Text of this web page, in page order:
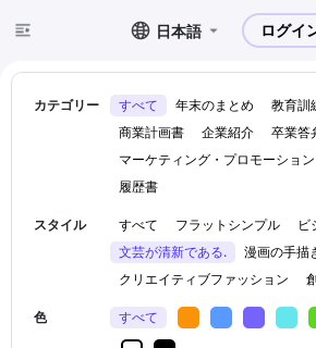
日本語 ログイ
カテゴリー すべて 年末のまとめ 教育訓
商業計画書
企業紹介
卒業答
マーケティング・プロモーション
履歴書
スタイル すべて フラットシンプル
ビ
文芸が清新である.
漫画の手描
クリエイティブファッション
色 すべて